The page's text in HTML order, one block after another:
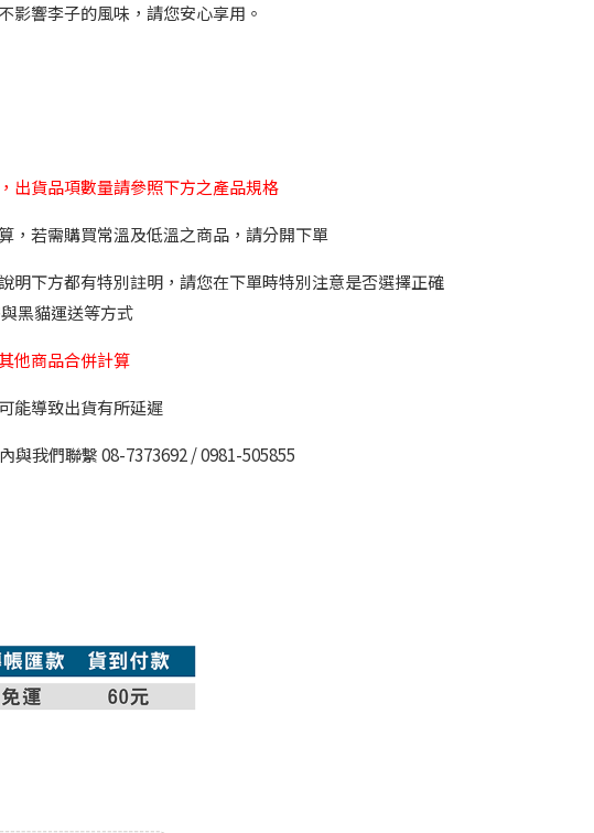
影響李子的風味，請您安心享用。
出貨品項數量請參照下方之產品規格
，若需購買常溫及低溫之商品，請分開下單
明下方都有特別註明，請您在下單時特別注意是否選擇正確
黑貓運送等方式
他商品合併計算
能導致出貨有所延遲
與我們聯繫 08-7373692 / 0981-505855